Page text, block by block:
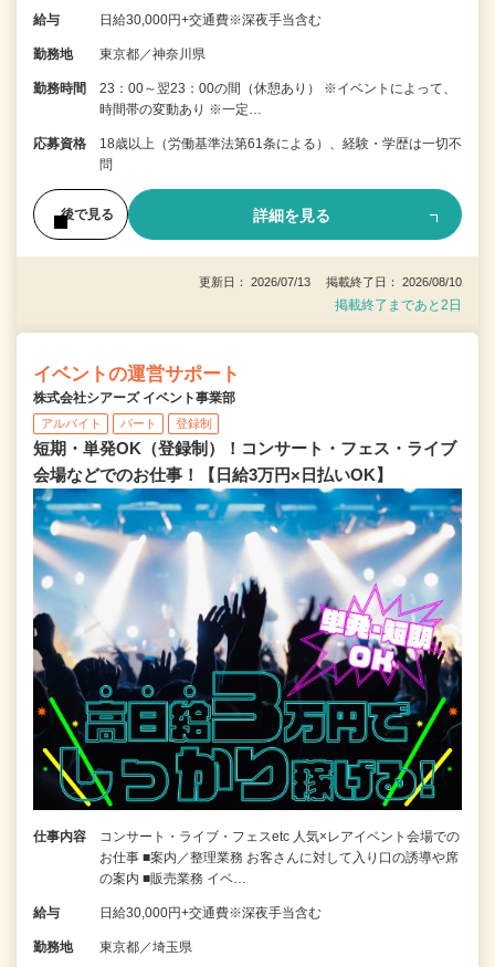
給与 日給30,000円+交通費※深夜手当含む
勤務地 東京都／神奈川県
勤務時間
23：00～翌23：00の間（休憩あり） ※イベントによって、
時間帯の変動あり ※一定…
応募資格
18歳以上（労働基準法第61条による）、経験・学歴は一切不
問
後で見る 詳細を見る
更新日： 2026/07/13 掲載終了日： 2026/08/10
掲載終了まであと2日
イベントの運営サポート
株式会社シアーズ イベント事業部
アルバイト パート 登録制
短期・単発OK（登録制）！コンサート・フェス・ライブ
会場などでのお仕事！【日給3万円×日払いOK】
仕事内容
コンサート・ライブ・フェスetc 人気×レアイベント会場での
お仕事 ■案内／整理業務 お客さんに対して入り口の誘導や席
の案内 ■販売業務 イベ…
給与 日給30,000円+交通費※深夜手当含む
勤務地 東京都／埼玉県